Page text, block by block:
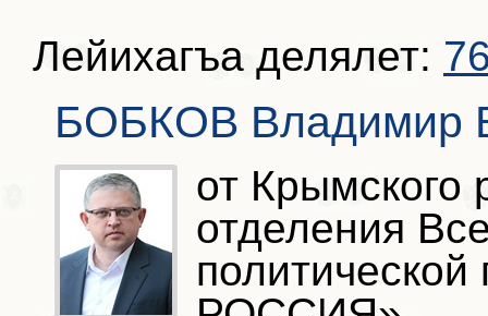
Лейихагъа делялет:
БОБКОВ Владимир
от Крымского
отделения